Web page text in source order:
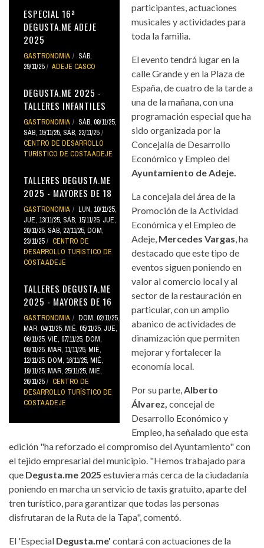
ESPECIAL 16ª
DEGUSTA.ME ADEJE
2025
GASTRONOMIA
SÁB,
29/11/25
ADEJE CASCO
DEGUSTA.ME 2025 -
TALLERES INFANTILES
GASTRONOMIA SÁB, 08/11/25,
SÁB, 15/11/25, SÁB, 22/11/25
CENTRO DE DESARROLLO
TURÍSTICO DE COSTA ADEJE
TALLERES DEGUSTA.ME
2025 - MAYORES DE 18
GASTRONOMIA LUN, 10/11/25,
JUE, 13/11/25, SÁB, 15/11/25, JUE,
20/11/25, SÁB, 22/11/25, DOM,
23/11/25
CENTRO DE
DESARROLLO TURÍSTICO DE
COSTA ADEJE
TALLERES DEGUSTA.ME
2025 - MAYORES DE 16
GASTRONOMIA DOM, 02/11/25,
MAR, 04/11/25, MIÉ, 05/11/25, JUE,
06/11/25, VIE, 07/11/25, DOM,
09/11/25, MAR, 11/11/25, MIÉ,
12/11/25, DOM, 16/11/25, MIÉ,
19/11/25, MAR, 25/11/25, MIÉ,
26/11/25
CENTRO DE
DESARROLLO TURÍSTICO DE
COSTA ADEJE
participantes, actuaciones
musicales y actividades para
toda la familia.
El evento tendrá lugar en la
calle Grande y en la Plaza de
España, de cuatro de la tarde a
una de la mañana, con una
programación especial que ha
sido organizada por la
Concejalía de Desarrollo
Económico y Empleo del
Ayuntamiento de Adeje.
La concejala del área de la
Promoción de la Actividad
Económica y el Empleo de
Adeje, Mercedes Vargas, ha
destacado que este tipo de
eventos siguen poniendo en
valor al comercio local y al
sector de la restauración en
particular, con un amplio
abanico de actividades de
dinamización que permiten
mejorar y fortalecer la
economía local.
Por su parte,Alberto
Álvarez,concejal de
Desarrollo Económico y
Empleo, ha señalado que esta
edición "ha reforzado el compromiso del Ayuntamiento" con
el tejido empresarial del municipio. "Hemos trabajado para
que Degusta.me 2025 estuviera más cerca de la ciudadanía
poniendo en marcha un servicio de taxis gratuito, aparte del
tren turístico, para garantizar que todas las personas
disfrutaran de la Ruta de la Tapa", comentó.
El 'Especial Degusta.me' contará con actuaciones de la